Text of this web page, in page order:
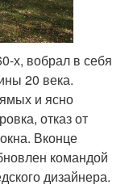
х, вобрал в себя
20 века.
и ясно
отказ от
Вконце
командой
дизайнера.